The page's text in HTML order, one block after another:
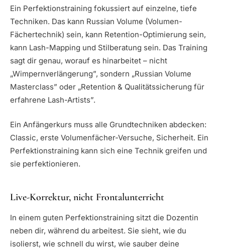
Ein Perfektionstraining fokussiert auf einzelne, tiefe
Techniken. Das kann Russian Volume (Volumen-
Fächertechnik) sein, kann Retention-Optimierung sein,
kann Lash-Mapping und Stilberatung sein. Das Training
sagt dir genau, worauf es hinarbeitet – nicht
„Wimpernverlängerung”, sondern „Russian Volume
Masterclass” oder „Retention & Qualitätssicherung für
erfahrene Lash-Artists”.
Ein Anfängerkurs muss alle Grundtechniken abdecken:
Classic, erste Volumenfächer-Versuche, Sicherheit. Ein
Perfektionstraining kann sich eine Technik greifen und
sie perfektionieren.
Live-Korrektur, nicht Frontalunterricht
In einem guten Perfektionstraining sitzt die Dozentin
neben dir, während du arbeitest. Sie sieht, wie du
isolierst, wie schnell du wirst, wie sauber deine